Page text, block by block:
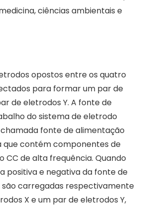
ciências ambientais e
opostos entre os quatro
para formar um par de
de eletrodos Y. A fonte de
do sistema de eletrodo
fonte de alimentação
que contém componentes de
CC de alta frequência. Quando
positiva e negativa da fonte de
são carregadas respectivamente
X e um par de eletrodos Y,